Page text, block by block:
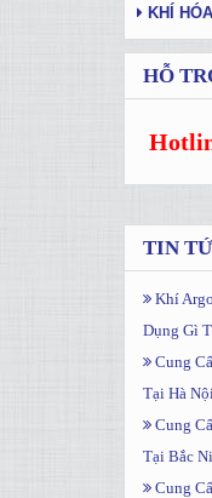
KHÍ
HỖ
TIN
Khí
Dụng Gì
Cung
Tại Hà
Cung
Tại Bắc
Cung